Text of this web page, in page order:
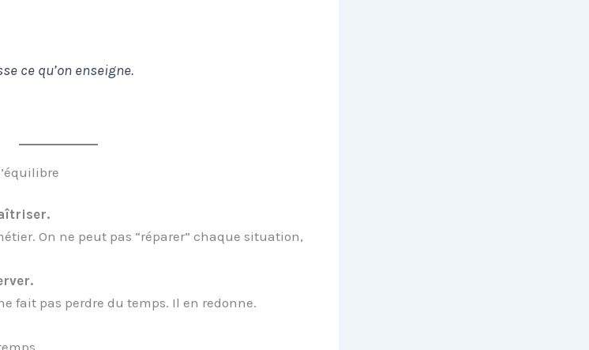
ce qu’on enseigne.
On ne peut pas “réparer” chaque situation,
fait pas perdre du temps. Il en redonne.